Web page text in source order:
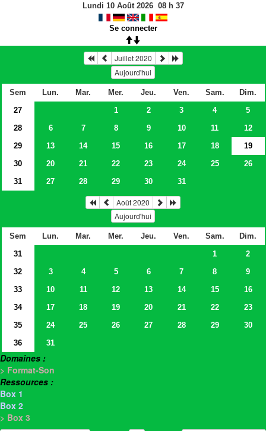
Lundi 10 Août 2026 08h 37
Se connecter
Juillet 2020
Aujourd'hui
Sem Lun. Mar. Mer. Jeu. Ven. Sam.
Dim.
27
1 2 3 4
5
28
6 7 8 9 10 11
12
29
13 14 15 16 17 18
19
30
20 21 22 23 24 25
26
31
27 28 29 30 31
Août 2020
Aujourd'hui
Sem Lun. Mar. Mer. Jeu. Ven. Sam.
Dim.
31
1
2
32
3 4 5 6 7 8
9
33
10 11 12 13 14 15
16
34
17 18 19 20 21 22
23
35
24 25 26 27 28 29
30
36
31
Domaines :
> Format-Son
Ressources :
Box 1
Box 2
> Box 3